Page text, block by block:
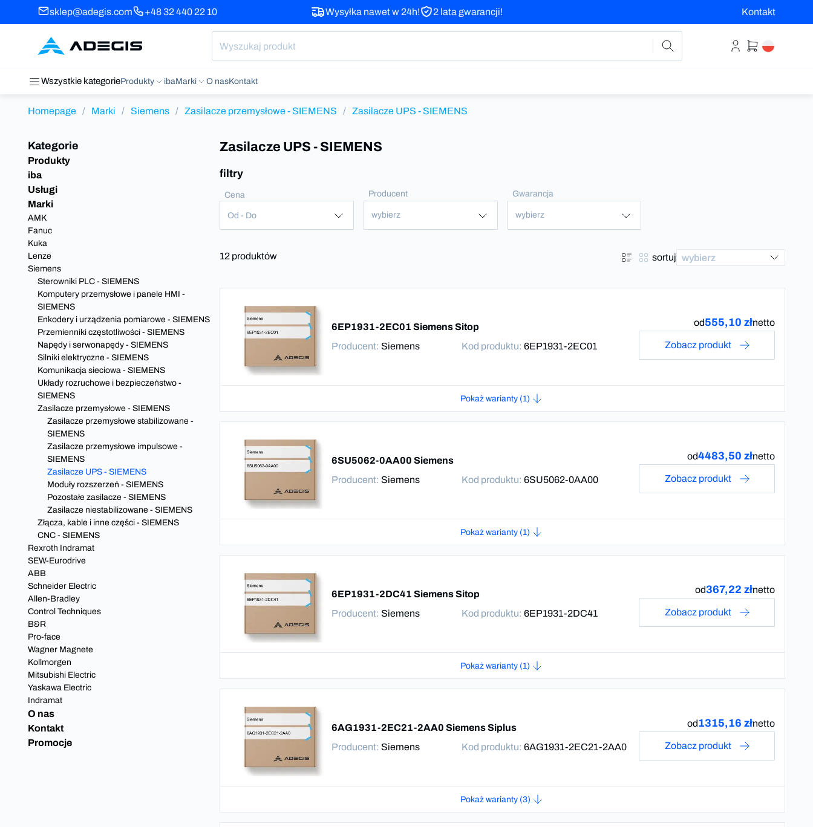
sklep@adegis.com +48 32 440 22 10 Wysyłka nawet w 24h! 2 lata gwarancji! Kontakt
Wszystkie kategorieProdukty ibaMarki O nasKontakt
Homepage / Marki / Siemens / Zasilacze przemysłowe - SIEMENS / Zasilacze UPS - SIEMENS
Kategorie
Produkty
iba
Usługi
Marki
AMK
Fanuc
Kuka
Lenze
Siemens
Sterowniki PLC - SIEMENS
Komputery przemysłowe i panele HMI -
SIEMENS
Enkodery i urządzenia pomiarowe - SIEMENS
Przemienniki częstotliwości - SIEMENS
Napędy i serwonapędy - SIEMENS
Silniki elektryczne - SIEMENS
Komunikacja sieciowa - SIEMENS
Układy rozruchowe i bezpieczeństwo -
SIEMENS
Zasilacze przemysłowe - SIEMENS
Zasilacze przemysłowe stabilizowane -
SIEMENS
Zasilacze przemysłowe impulsowe -
SIEMENS
Zasilacze UPS - SIEMENS
Moduły rozszerzeń - SIEMENS
Pozostałe zasilacze - SIEMENS
Zasilacze niestabilizowane - SIEMENS
Złącza, kable i inne części - SIEMENS
CNC - SIEMENS
Rexroth Indramat
SEW-Eurodrive
ABB
Schneider Electric
Allen-Bradley
Control Techniques
B&R
Pro-face
Wagner Magnete
Kollmorgen
Mitsubishi Electric
Yaskawa Electric
Indramat
O nas
Kontakt
Promocje
Zasilacze UPS - SIEMENS
filtry
Cena
Od - Do
Producent
wybierz
Gwarancja
wybierz
12 produktów sortuj
6EP1931-2EC01 Siemens Sitop
Producent: Siemens Kod produktu:6EP1931-2EC01
od555,10 złnetto
Zobacz produkt
Pokaż warianty (1)
6SU5062-0AA00 Siemens
Producent: Siemens Kod produktu:6SU5062-0AA00
od4483,50 złnetto
Zobacz produkt
Pokaż warianty (1)
6EP1931-2DC41 Siemens Sitop
Producent: Siemens Kod produktu:6EP1931-2DC41
od367,22 złnetto
Zobacz produkt
Pokaż warianty (1)
6AG1931-2EC21-2AA0 Siemens Siplus
Producent: Siemens Kod produktu:6AG1931-2EC21-2AA0
od1315,16 złnetto
Zobacz produkt
Pokaż warianty (3)